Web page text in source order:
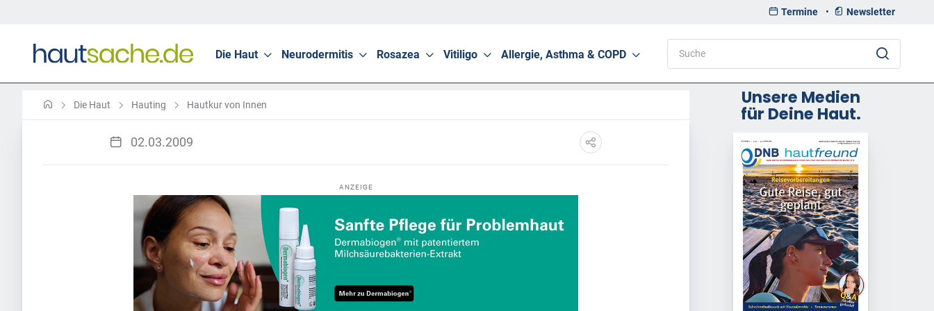
Termine • Newsletter
Die Haut Neurodermitis Rosazea Vitiligo Allergie, Asthma & COPD
Die Haut Hauting Hautkur von Innen
02.03.2009
ANZEIGE
Unsere Medien
für Deine Haut.